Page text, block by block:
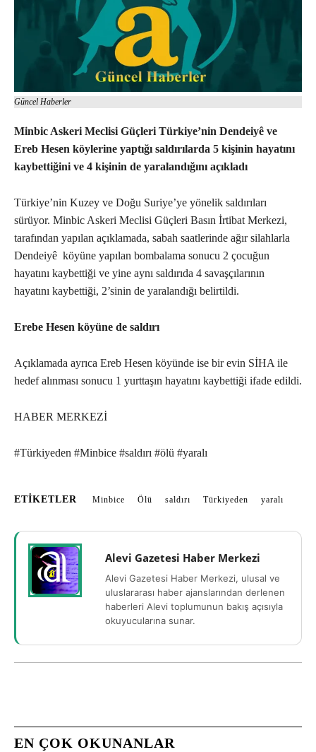
Güncel Haberler
Minbic Askeri Meclisi Güçleri Türkiye’nin Dendeiyê ve
Ereb Hesen köylerine yaptığı saldırılarda 5 kişinin hayatını
kaybettiğini ve 4 kişinin de yaralandığını açıkladı
Türkiye’nin Kuzey ve Doğu Suriye’ye yönelik saldırıları
sürüyor. Minbic Askeri Meclisi Güçleri Basın İrtibat Merkezi,
tarafından yapılan açıklamada, sabah saatlerinde ağır silahlarla
Dendeiyê köyüne yapılan bombalama sonucu 2 çocuğun
hayatını kaybettiği ve yine aynı saldırıda 4 savaşçılarının
hayatını kaybettiği, 2’sinin de yaralandığı belirtildi.
Erebe Hesen köyüne de saldırı
Açıklamada ayrıca Ereb Hesen köyünde ise bir evin SİHA ile
hedef alınması sonucu 1 yurttaşın hayatını kaybettiği ifade edildi.
HABER MERKEZİ
#Türkiyeden #Minbice #saldırı #ölü #yaralı
ETIKETLER Minbice Ölü saldırı Türkiyeden yaralı
Alevi Gazetesi Haber Merkezi
Alevi Gazetesi Haber Merkezi, ulusal ve
uluslararası haber ajanslarından derlenen
haberleri Alevi toplumunun bakış açısıyla
okuyucularına sunar.
EN ÇOK OKUNANLAR